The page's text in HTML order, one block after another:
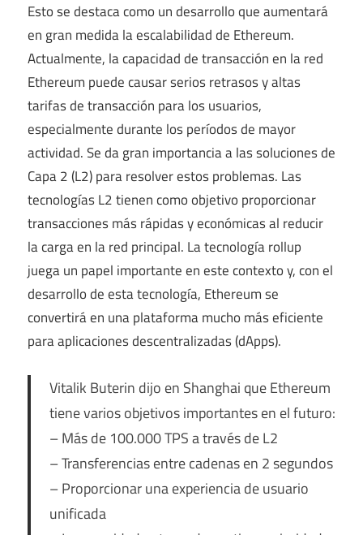
Esto se destaca como un desarrollo que aumentará
en gran medida la escalabilidad de Ethereum.
Actualmente, la capacidad de transacción en la red
Ethereum puede causar serios retrasos y altas
tarifas de transacción para los usuarios,
especialmente durante los períodos de mayor
actividad. Se da gran importancia a las soluciones de
Capa 2 (L2) para resolver estos problemas. Las
tecnologías L2 tienen como objetivo proporcionar
transacciones más rápidas y económicas al reducir
la carga en la red principal. La tecnología rollup
juega un papel importante en este contexto y, con el
desarrollo de esta tecnología, Ethereum se
convertirá en una plataforma mucho más eficiente
para aplicaciones descentralizadas (dApps).
Vitalik Buterin dijo en Shanghai que Ethereum
tiene varios objetivos importantes en el futuro:
– Más de 100.000 TPS a través de L2
– Transferencias entre cadenas en 2 segundos
– Proporcionar una experiencia de usuario
unificada